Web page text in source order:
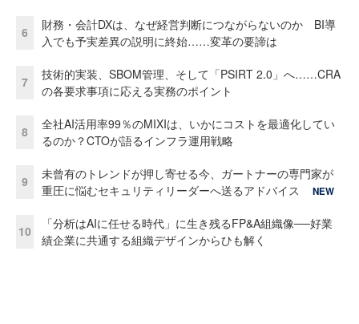
6
財務・会計DXは、なぜ経営判断につながらないのか BI導
入でも予実差異の説明に終始……変革の要諦は
7
技術的実装、SBOM管理、そして「PSIRT 2.0」へ……CRA
の各要求事項に応える実務のポイント
8
全社AI活用率99％のMIXIは、いかにコストを最適化してい
るのか？CTOが語るインフラ運用戦略
9
未曾有のトレンドが押し寄せる今、ガートナーの専門家が
重圧に悩むセキュリティリーダーへ送るアドバイス
NEW
10
「分析はAIに任せる時代」に生き残るFP&A組織像──好業
績企業に共通する組織デザインからひも解く